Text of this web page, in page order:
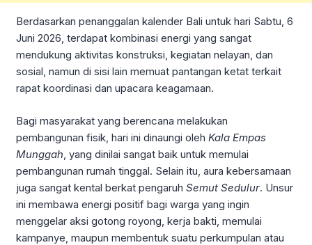
Berdasarkan penanggalan kalender Bali untuk hari Sabtu, 6
Juni 2026, terdapat kombinasi energi yang sangat
mendukung aktivitas konstruksi, kegiatan nelayan, dan
sosial, namun di sisi lain memuat pantangan ketat terkait
rapat koordinasi dan upacara keagamaan.
Bagi masyarakat yang berencana melakukan
pembangunan fisik, hari ini dinaungi oleh Kala Empas
Munggah , yang dinilai sangat baik untuk memulai
pembangunan rumah tinggal. Selain itu, aura kebersamaan
juga sangat kental berkat pengaruh Semut Sedulur. Unsur
ini membawa energi positif bagi warga yang ingin
menggelar aksi gotong royong, kerja bakti, memulai
kampanye, maupun membentuk suatu perkumpulan atau